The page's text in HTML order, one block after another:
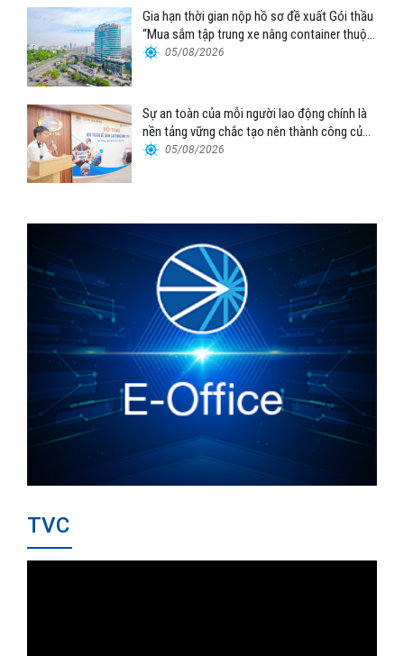
Gia hạn thời gian nộp hồ sơ đề xuất Gói thầu
“Mua sắm tập trung xe nâng container thuộc
Tổng công ty Hàng hải Việt Nam – CTCP”
05/08/2026
Sự an toàn của mỗi người lao động chính là
nền tảng vững chắc tạo nên thành công của
Cảng Đà Nẵng
05/08/2026
TVC